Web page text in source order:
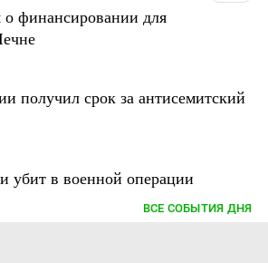
о финансировании для
получил срок за антисемитский
убит в военной операции
ВСЕ СОБЫТИЯ ДНЯ